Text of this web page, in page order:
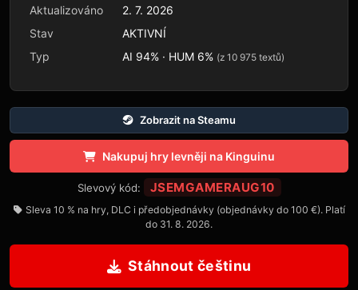
Aktualizováno
2. 7. 2026
Stav
AKTIVNÍ
Typ
AI 94% · HUM 6% (z 10 975 textů)
Zobrazit na Steamu
Nakupuj hry levněji na Kinguinu
Slevový kód: JSEMGAMERAUG10
Sleva 10 % na hry, DLC i předobjednávky (objednávky do 100 €). Platí
do 31. 8. 2026.
Stáhnout češtinu